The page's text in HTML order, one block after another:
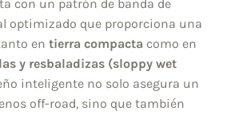
con un patrón de banda de
optimizado que proporciona una
en tierra compacta como en
y resbaladizas (sloppy wet
inteligente no solo asegura un
off-road, sino que también